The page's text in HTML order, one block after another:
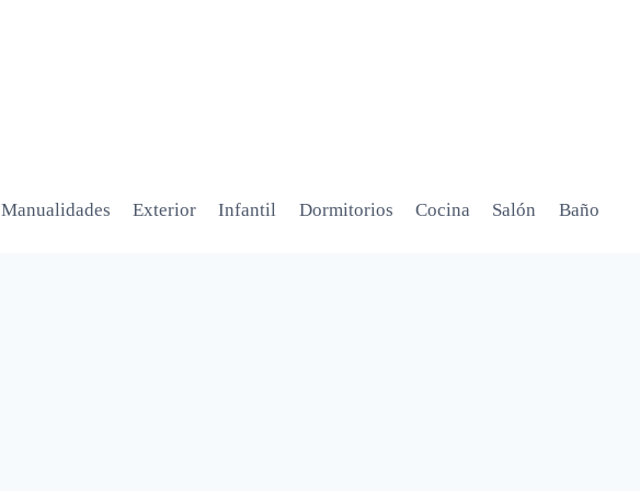
Manualidades Exterior Infantil Dormitorios Cocina Salón Baño